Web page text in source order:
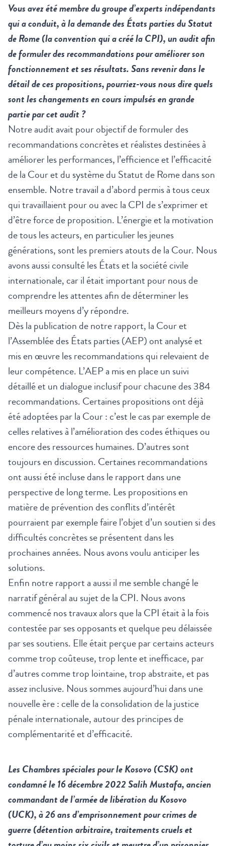
Vous avez été membre du groupe d’experts indépendants
qui a conduit, à la demande des États parties du Statut
de Rome (la convention qui a créé la CPI), un audit afin
de formuler des recommandations pour améliorer son
fonctionnement et ses résultats. Sans revenir dans le
détail de ces propositions, pourriez-vous nous dire quels
sont les changements en cours impulsés en grande
partie par cet audit ?
Notre audit avait pour objectif de formuler des
recommandations concrètes et réalistes destinées à
améliorer les performances, l’efficience et l’efficacité
de la Cour et du système du Statut de Rome dans son
ensemble. Notre travail a d’abord permis à tous ceux
qui travaillaient pour ou avec la CPI de s’exprimer et
d’être force de proposition. L’énergie et la motivation
de tous les acteurs, en particulier les jeunes
générations, sont les premiers atouts de la Cour. Nous
avons aussi consulté les États et la société civile
internationale, car il était important pour nous de
comprendre les attentes afin de déterminer les
meilleurs moyens d’y répondre.
Dès la publication de notre rapport, la Cour et
l’Assemblée des États parties (AEP) ont analysé et
mis en œuvre les recommandations qui relevaient de
leur compétence. L’AEP a mis en place un suivi
détaillé et un dialogue inclusif pour chacune des 384
recommandations. Certaines propositions ont déjà
été adoptées par la Cour : c’est le cas par exemple de
celles relatives à l’amélioration des codes éthiques ou
encore des ressources humaines. D’autres sont
toujours en discussion. Certaines recommandations
ont aussi été incluse dans le rapport dans une
perspective de long terme. Les propositions en
matière de prévention des conflits d’intérêt
pourraient par exemple faire l’objet d’un soutien si des
difficultés concrètes se présentent dans les
prochaines années. Nous avons voulu anticiper les
solutions.
Enfin notre rapport a aussi il me semble changé le
narratif général au sujet de la CPI. Nous avons
commencé nos travaux alors que la CPI était à la fois
contestée par ses opposants et quelque peu délaissée
par ses soutiens. Elle était perçue par certains acteurs
comme trop coûteuse, trop lente et inefficace, par
d’autres comme trop lointaine, trop abstraite, et pas
assez inclusive. Nous sommes aujourd’hui dans une
nouvelle ère : celle de la consolidation de la justice
pénale internationale, autour des principes de
complémentarité et d’efficacité.
Les Chambres spéciales pour le Kosovo (CSK) ont
condamné le 16 décembre 2022 Salih Mustafa, ancien
commandant de l’armée de libération du Kosovo
(UCK), à 26 ans d’emprisonnement pour crimes de
guerre (détention arbitraire, traitements cruels et